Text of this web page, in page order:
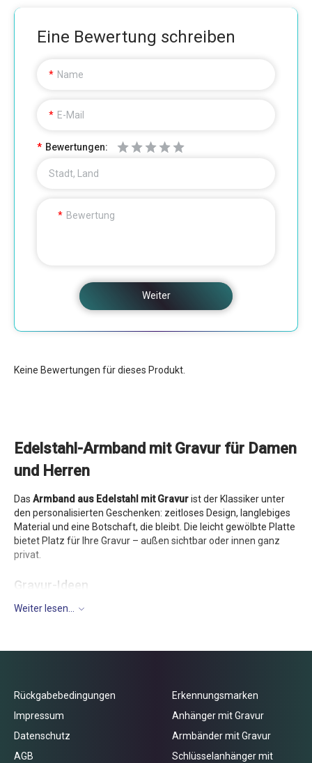
Eine Bewertung schreiben
Name
E-Mail
Bewertungen:
Stadt, Land
Bewertung
Weiter
Keine Bewertungen für dieses Produkt.
Edelstahl-Armband mit Gravur für Damen
und Herren
Das Armband aus Edelstahl mit Gravurist der Klassiker unter
den personalisierten Geschenken: zeitloses Design, langlebiges
Material und eine Botschaft, die bleibt. Die leicht gewölbte Platte
bietet Platz für Ihre Gravur – außen sichtbar oder innen ganz
privat.
Gravur-Ideen
Namen oder Initialen der Liebsten
Außen- und Innengravur
Die glatte Platte lässt sich beidseitig gravieren: außen als
kennen. So wird das Armband zum persönlichen Talisman für
Damen wie Herren.
Weiter lesen...
Rückgabebedingungen
Impressum
Datenschutz
AGB
Erkennungsmarken
Anhänger mit Gravur
Armbänder mit Gravur
Schlüsselanhänger mit